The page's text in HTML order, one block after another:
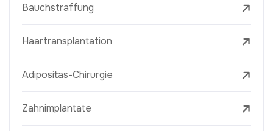
Bauchstraffung
Haartransplantation
Adipositas-Chirurgie
Zahnimplantate